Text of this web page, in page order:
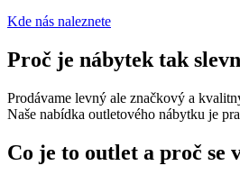
Kde nás naleznete
Proč je nábytek tak
Prodávame levný ale značkový a
Naše nabídka outletového nábytku je
Co je to outlet a proč se